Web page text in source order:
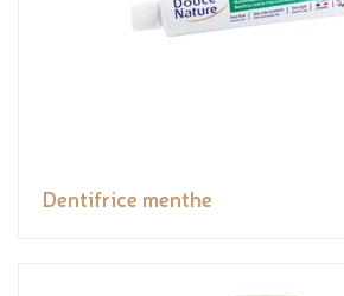
Dentifrice menthe